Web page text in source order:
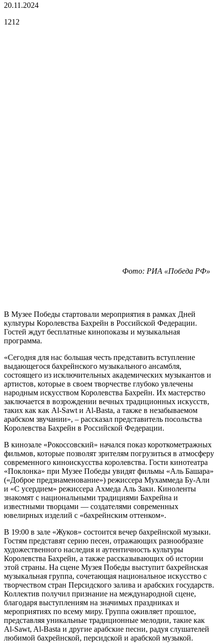
20.11.2024
1212
Фото: РИА «Победа РФ»
В Музее Победы стартовали мероприятия в рамках Дней
культуры Королевства Бахрейн в Российской Федерации.
Гостей ждут бесплатные кинопоказы и музыкальная
программа.
«Сегодня для нас большая честь представить вступление
выдающегося бахрейнского музыкального ансамбля,
состоящего из исключительных академических музыкантов и
артистов, которые в своем творчестве глубоко увлечены
народным искусством Королевства Бахрейн. Их мастерство
заключается в возрождении вечных традиционных искусств,
таких как как Al-Sawt и Al-Basta, а также в незабываемом
арабском звучании», – рассказал представитель посольства
Королевства Бахрейн в Российской Федерации.
В кинозале «Рокоссовский» начался показ короткометражных
фильмов, которые позволят зрителям погрузиться в атмосферу
современного киноискусства королевства. Гости кинотеатра
«Поклонка» при Музее Победы увидят фильмы «Аль Башара»
(«Доброе предзнаменование») режиссера Мухаммеда Бу-Али
и «С усердием» режиссера Ахмеда Аль Заки. Киноленты
знакомят с национальными традициями Бахрейна и
известными творцами — создателями современных
ювелирных изделий с «бахрейнским оттенком».
В 19:00 в зале «Жуков» состоится вечер бахрейнской музыки.
Гостям представят серию песен, отражающих разнообразие
художественного наследия и аутентичность культуры
Королевства Бахрейн, а также рассказывающих об истории
этой страны. На сцене Музея Победы выступит бахрейнская
музыкальная группа, сочетающая национальное искусство с
творчеством стран Персидского залива и арабских государств.
Коллектив получил признание на международной сцене,
благодаря выступлениям на значимых праздниках и
мероприятиях по всему миру. Группа оживляет прошлое,
представляя уникальные традиционные мелодии, такие как
Al-Sawt, Al-Basta и другие арабские песни, радуя слушателей
любимой бахрейнской, персидской и арабской музыкой.